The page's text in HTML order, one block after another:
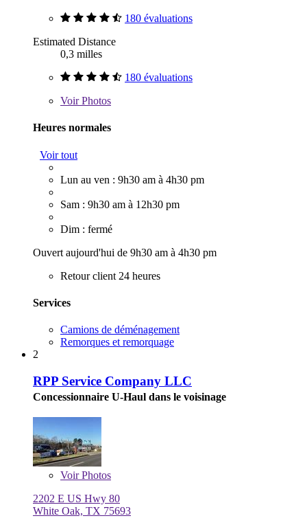
180 évaluations
Estimated Distance
0,3 milles
180 évaluations
VoirPhotos
Heures normales
Voir tout
Lun au ven : 9h30 am à 4h30 pm
Sam : 9h30 am à 12h30 pm
Dim : fermé
Ouvert aujourd'hui de 9h30 am à 4h30 pm
Retour client 24 heures
Services
Camions de déménagement
Remorques et remorquage
2
RPP Service Company LLC
Concessionnaire U-Haul dans le voisinage
VoirPhotos
2202 E US Hwy 80
White Oak, TX 75693